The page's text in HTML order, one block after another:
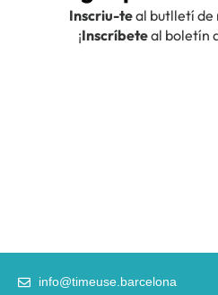
info@timeuse.barcelona